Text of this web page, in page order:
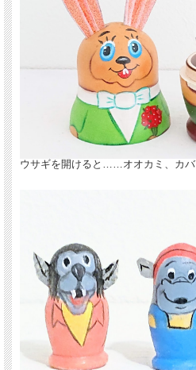
ウサギを開けると……オオカミ、カバ